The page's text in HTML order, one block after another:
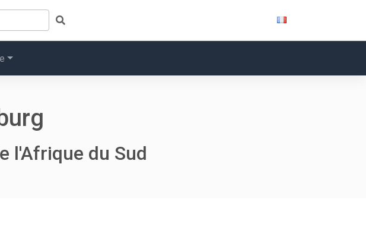
l'Afrique du Sud